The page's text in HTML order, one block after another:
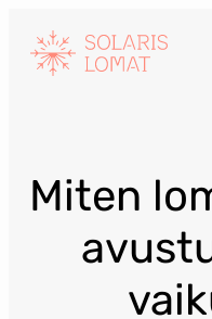
sisältöön
Miten